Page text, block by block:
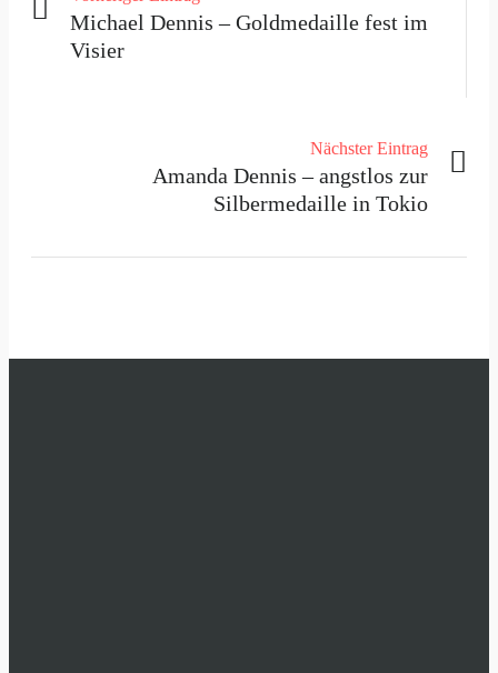
Michael Dennis – Goldmedaille fest im
Visier
Nächster Eintrag
Amanda Dennis – angstlos zur
Silbermedaille in Tokio